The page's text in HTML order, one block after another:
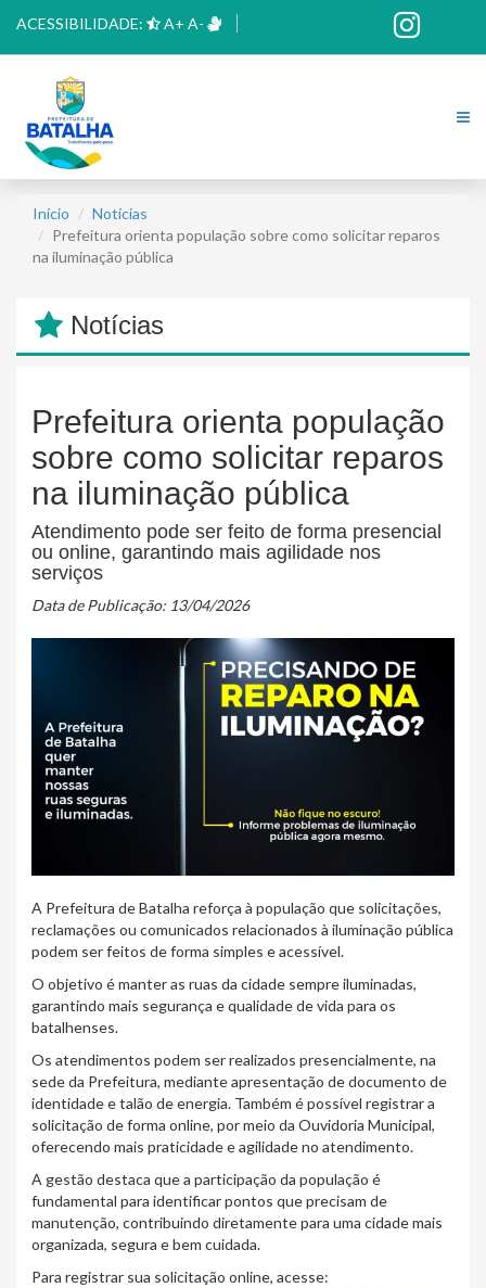
ACESSIBILIDADE: A+ A-
Início
Notícias
Prefeitura orienta população sobre como solicitar reparos
na iluminação pública
Notícias
Prefeitura orienta população
sobre como solicitar reparos
na iluminação pública
Atendimento pode ser feito de forma presencial
ou online, garantindo mais agilidade nos
serviços
Data de Publicação: 13/04/2026
A Prefeitura de Batalha reforça à população que solicitações,
reclamações ou comunicados relacionados à iluminação pública
podem ser feitos de forma simples e acessível.
O objetivo é manter as ruas da cidade sempre iluminadas,
garantindo mais segurança e qualidade de vida para os
batalhenses.
Os atendimentos podem ser realizados presencialmente, na
sede da Prefeitura, mediante apresentação de documento de
identidade e talão de energia. Também é possível registrar a
solicitação de forma online, por meio da Ouvidoria Municipal,
oferecendo mais praticidade e agilidade no atendimento.
A gestão destaca que a participação da população é
fundamental para identificar pontos que precisam de
manutenção, contribuindo diretamente para uma cidade mais
organizada, segura e bem cuidada.
Para registrar sua solicitação online, acesse: